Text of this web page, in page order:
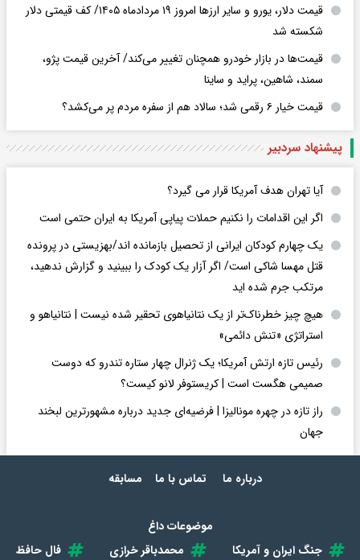
قیمت دلار، یورو و سایر ارزها امروز ۱۹ مردادماه ۱۴۰۵/ کف قیمتی دلار
شکسته شد
قیمت‌ها در بازار خودرو همچنان تغییر می‌کند/ آخرین قیمت پژو،
سمند، شاهین، پراید و ساینا
قیمت خیار ۶ رقمی شد؛ سالاد هم از سفره مردم پر می‌کشد؟
پیشنهاد سردبیر
آیا تهران هدف آمریکا قرار می گیرد؟
اگر این اقدامات را نکنیم حملات پیاپی آمریکا به ایران حتمی است
یک چهارم کودکان ایرانی از تحصیل بازمانده اند/بهزیستی در پرونده
قتل مهسا شاکی است/ اگر آزار یک کودک را ببینید و گزارش ندهید،
مرتکب جرم شده اید
هیچ چیز خطرناک‌تر از یک نتانیاهوی تحقیر شده نیست | نتانیاهو و
استراتژی «تنش دائمی»
رئیس تازه ارتش آمریکا؛ یک ژنرال چهار ستاره تندرو که دوست
صمیمی هگست است | کریستوفر لانو کیست؟
راز تازه در چهره مونالیزا | فرضیه‌ای جدید درباره مشهورترین لبخند
جهان
درباره ما تماس با ما مسابقه
موضوعات داغ
جنگ ایران و آمریکا
محمدباقر خرازی فال حافظ